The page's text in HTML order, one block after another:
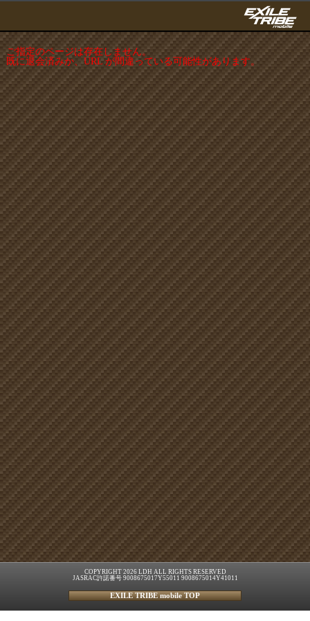
ご指定のページは存在しません。
既に退会済みか、URL が間違っている可能性があります。
COPYRIGHT 2026 LDH ALL RIGHTS RESERVED
JASRAC許諾番号 9008675017Y55011 9008675014Y41011
EXILE TRIBE mobile TOP